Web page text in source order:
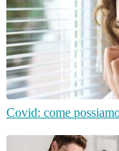
Covid: come